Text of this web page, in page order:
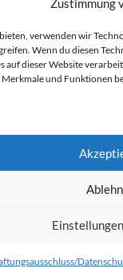
Zustimmung
verwenden wir
Wenn du diesen
auf dieser Website
und Funktionen
Friedensgutachten
Die AfD mit mehr
14. MAI 2025
Impressum/
Kontakt/
© 2026 Grüne Linke.